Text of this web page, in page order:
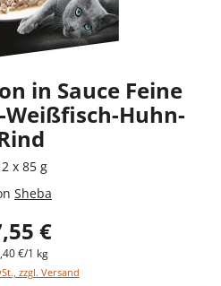
in Sauce Feine
Huhn-
x 85 g
Sheba
€
€/1 kg
zzgl. Versand